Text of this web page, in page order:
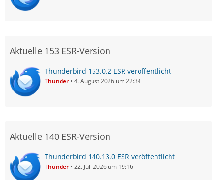
Aktuelle 153 ESR-Version
Thunderbird 153.0.2 ESR veröffentlicht
Thunder 4. August 2026 um 22:34
Aktuelle 140 ESR-Version
Thunderbird 140.13.0 ESR veröffentlicht
Thunder 22. Juli 2026 um 19:16